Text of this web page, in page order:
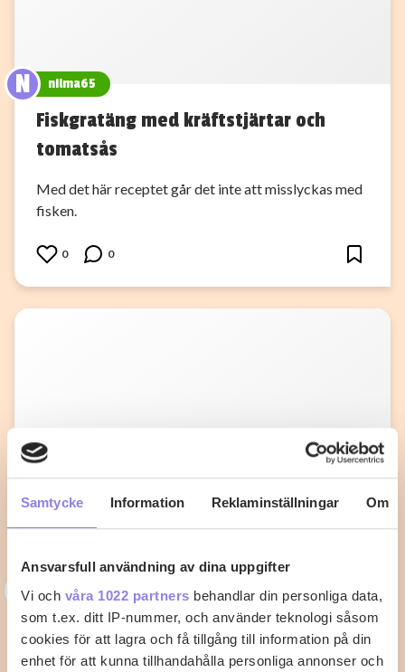
Samtycke Information Reklaminställningar Om
Ansvarsfull användning av dina uppgifter
Vi och våra 1022 partners behandlar din personliga data,
som t.ex. ditt IP-nummer, och använder teknologi såsom
cookies för att lagra och få tillgång till information på din
enhet för att kunna tillhandahålla personliga annonser och
N nilma65
Fiskgratäng med kräftstjärtar och
tomatsås
Med det här receptet går det inte att misslyckas med
fisken.
0 0
T topchef1972
Knafeh med Mascarpone
Mellan Österns delikata bakverk gjord med